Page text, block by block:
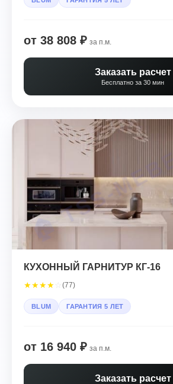
от 38 808 ₽ за п.м.
Заказать расчет
Бесплатно за 30 мин
КУХОННЫЙ ГАРНИТУР КГ-16
★★★★ (77)
BLUM ГАРАНТИЯ 5 ЛЕТ
от 16 940 ₽ за п.м.
Заказать расчет